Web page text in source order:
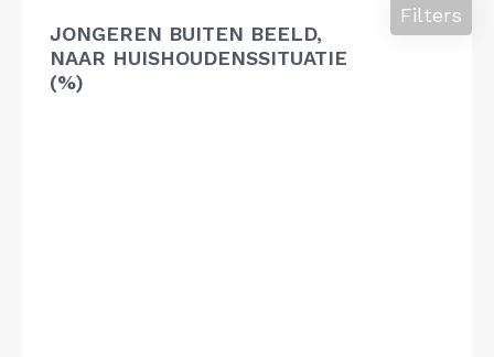
JONGEREN BUITEN BEELD,
NAAR HUISHOUDENSSITUATIE
(%)
Filters